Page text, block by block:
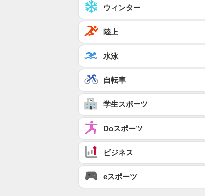
ウィンター
陸上
水泳
自転車
学生スポーツ
Doスポーツ
ビジネス
eスポーツ